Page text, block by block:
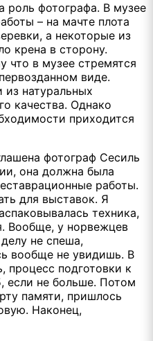
роль фотографа. В музее
– на мачте плота
а некоторые из
крена в сторону.
что в музее стремятся
виде.
натуральных
качества. Однако
приходится
фотограф Сесиль
она должна была
работы.
для выставок. Я
техника,
Вообще, у норвежцев
не спеша,
вообще не увидишь. В
подготовки к
если не больше. Потом
памяти, пришлось
Наконец,